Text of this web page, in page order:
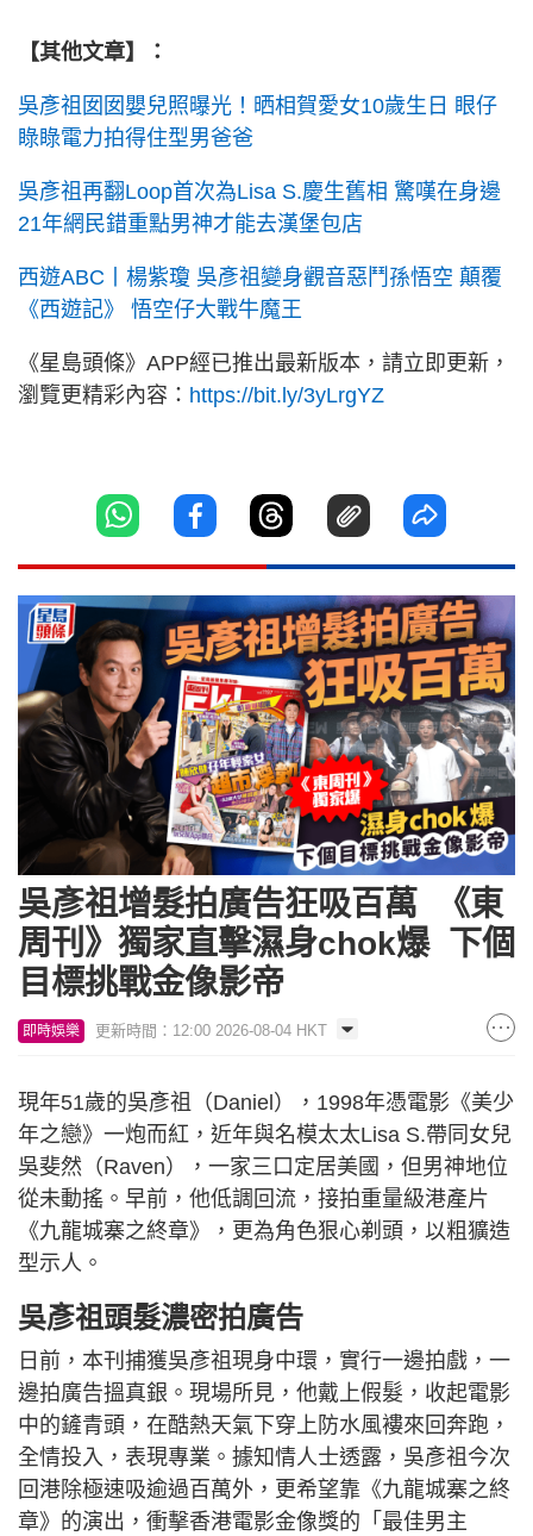
【其他文章】：
吳彥祖囡囡嬰兒照曝光！晒相賀愛女10歲生日 眼仔
睩睩電力拍得住型男爸爸
吳彥祖再翻Loop首次為Lisa S.慶生舊相 驚嘆在身邊
21年網民錯重點男神才能去漢堡包店
西遊ABC丨楊紫瓊 吳彥祖變身觀音惡鬥孫悟空 顛覆
《西遊記》 悟空仔大戰牛魔王
《星島頭條》APP經已推出最新版本，請立即更新，
瀏覽更精彩內容： https://bit.ly/3yLrgYZ
吳彥祖增髮拍廣告狂吸百萬 《東
周刊》獨家直擊濕身chok爆 下個
目標挑戰金像影帝
即時娛樂 更新時間：12:00 2026-08-04 HKT
現年51歲的吳彥祖（Daniel），1998年憑電影《美少
年之戀》一炮而紅，近年與名模太太Lisa S.帶同女兒
吳斐然（Raven），一家三口定居美國，但男神地位
從未動搖。早前，他低調回流，接拍重量級港產片
《九龍城寨之終章》，更為角色狠心剃頭，以粗獷造
型示人。
吳彥祖頭髮濃密拍廣告
日前，本刊捕獲吳彥祖現身中環，實行一邊拍戲，一
邊拍廣告搵真銀。現場所見，他戴上假髮，收起電影
中的鏟青頭，在酷熱天氣下穿上防水風褸來回奔跑，
全情投入，表現專業。據知情人士透露，吳彥祖今次
回港除極速吸逾過百萬外，更希望靠《九龍城寨之終
章》的演出，衝擊香港電影金像獎的「最佳男主